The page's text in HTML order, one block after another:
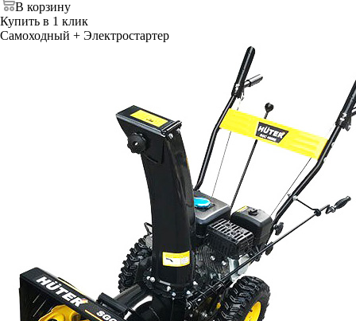
В корзину
Купить в 1 клик
Самоходный + Электростартер